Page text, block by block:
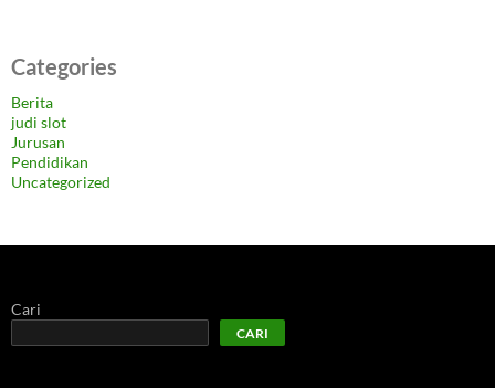
Categories
Berita
judi slot
Jurusan
Pendidikan
Uncategorized
Cari
CARI